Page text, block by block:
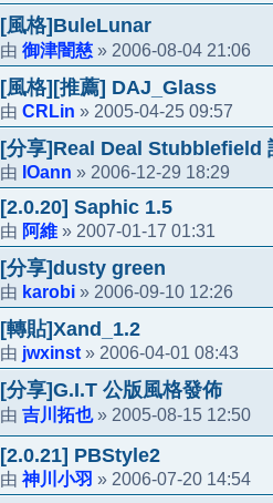
[風格]BuleLunar
由 御津闇慈 » 2006-08-04 21:06
[風格][推薦] DAJ_Glass
由 CRLin » 2005-04-25 09:57
[分享]Real Deal Stubblefield
由 IOann » 2006-12-29 18:29
[2.0.20] Saphic 1.5
由 阿維 » 2007-01-17 01:31
[分享]dusty green
由 karobi » 2006-09-10 12:26
[轉貼]Xand_1.2
由 jwxinst» 2006-04-01 08:43
[分享]G.I.T 公版風格發佈
由 吉川拓也» 2005-08-15 12:50
[2.0.21] PBStyle2
由 神川小羽 » 2006-07-20 14:54